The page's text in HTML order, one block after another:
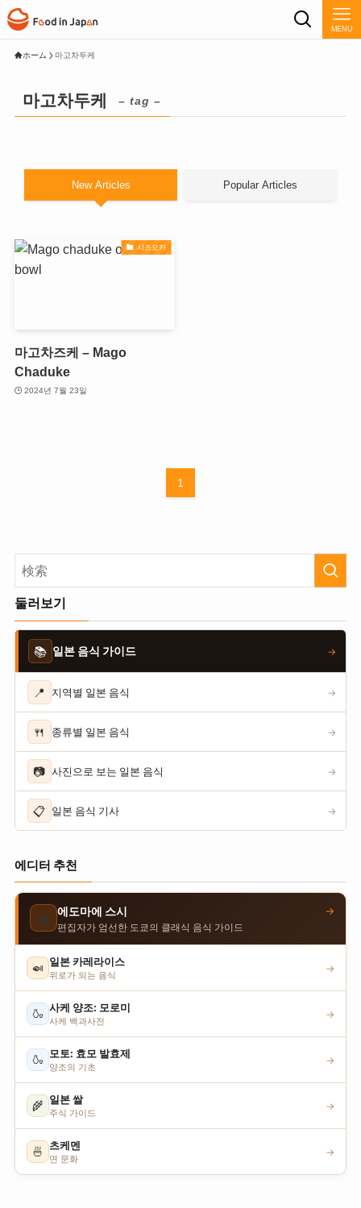
MENU
ホーム 마고차두케
마고차두케 – tag –
New Articles Popular Articles
시즈오카
마고차즈케 – Mago
Chaduke
2024년 7월 23일
1
둘러보기
📚 일본 음식 가이드 →
📍 지역별 일본 음식 →
🍴 종류별 일본 음식 →
📷 사진으로 보는 일본 음식 →
📋 일본 음식 기사 →
에디터 추천
🍣 에도마에 스시
편집자가 엄선한 도쿄의 클래식 음식 가이드
→
🍛 일본 카레라이스
위로가 되는 음식
→
🍶 사케 양조: 모로미
사케 백과사전
→
🍶 모토: 효모 발효제
양조의 기초
→
🌾 일본 쌀
주식 가이드
→
🍜 츠케멘
면 문화
→